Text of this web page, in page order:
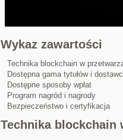
Wykaz zawartości
Technika blockchain w
Dostępna gama tytułów i
Dostępne sposoby wpłat
Program nagród i nagrody
Bezpieczeństwo i certyfikacja
Technika blockchain